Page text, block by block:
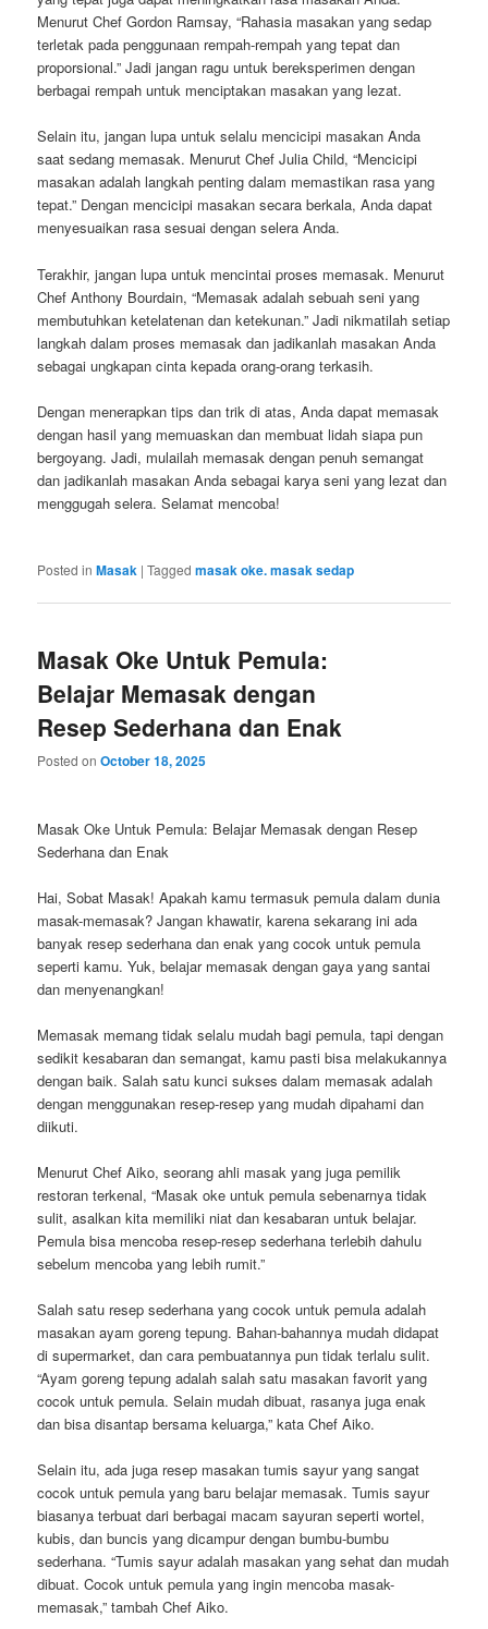
Menurut Chef Gordon Ramsay, “Rahasia masakan yang sedap
terletak pada penggunaan rempah-rempah yang tepat dan
proporsional.” Jadi jangan ragu untuk bereksperimen dengan
berbagai rempah untuk menciptakan masakan yang lezat.
Selain itu, jangan lupa untuk selalu mencicipi masakan Anda
saat sedang memasak. Menurut Chef Julia Child, “Mencicipi
masakan adalah langkah penting dalam memastikan rasa yang
tepat.” Dengan mencicipi masakan secara berkala, Anda dapat
menyesuaikan rasa sesuai dengan selera Anda.
Terakhir, jangan lupa untuk mencintai proses memasak. Menurut
Chef Anthony Bourdain, “Memasak adalah sebuah seni yang
membutuhkan ketelatenan dan ketekunan.” Jadi nikmatilah setiap
langkah dalam proses memasak dan jadikanlah masakan Anda
sebagai ungkapan cinta kepada orang-orang terkasih.
Dengan menerapkan tips dan trik di atas, Anda dapat memasak
dengan hasil yang memuaskan dan membuat lidah siapa pun
bergoyang. Jadi, mulailah memasak dengan penuh semangat
dan jadikanlah masakan Anda sebagai karya seni yang lezat dan
menggugah selera. Selamat mencoba!
Posted in Masak |Tagged masak oke. masak sedap
Masak Oke Untuk Pemula:
Belajar Memasak dengan
Resep Sederhana dan Enak
Posted onOctober 18, 2025
Masak Oke Untuk Pemula: Belajar Memasak dengan Resep
Sederhana dan Enak
Hai, Sobat Masak! Apakah kamu termasuk pemula dalam dunia
masak-memasak? Jangan khawatir, karena sekarang ini ada
banyak resep sederhana dan enak yang cocok untuk pemula
seperti kamu. Yuk, belajar memasak dengan gaya yang santai
dan menyenangkan!
Memasak memang tidak selalu mudah bagi pemula, tapi dengan
sedikit kesabaran dan semangat, kamu pasti bisa melakukannya
dengan baik. Salah satu kunci sukses dalam memasak adalah
dengan menggunakan resep-resep yang mudah dipahami dan
diikuti.
Menurut Chef Aiko, seorang ahli masak yang juga pemilik
restoran terkenal, “Masak oke untuk pemula sebenarnya tidak
sulit, asalkan kita memiliki niat dan kesabaran untuk belajar.
Pemula bisa mencoba resep-resep sederhana terlebih dahulu
sebelum mencoba yang lebih rumit.”
Salah satu resep sederhana yang cocok untuk pemula adalah
masakan ayam goreng tepung. Bahan-bahannya mudah didapat
di supermarket, dan cara pembuatannya pun tidak terlalu sulit.
“Ayam goreng tepung adalah salah satu masakan favorit yang
cocok untuk pemula. Selain mudah dibuat, rasanya juga enak
dan bisa disantap bersama keluarga,” kata Chef Aiko.
Selain itu, ada juga resep masakan tumis sayur yang sangat
cocok untuk pemula yang baru belajar memasak. Tumis sayur
biasanya terbuat dari berbagai macam sayuran seperti wortel,
kubis, dan buncis yang dicampur dengan bumbu-bumbu
sederhana. “Tumis sayur adalah masakan yang sehat dan mudah
dibuat. Cocok untuk pemula yang ingin mencoba masak-
memasak,” tambah Chef Aiko.